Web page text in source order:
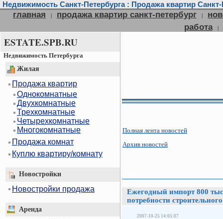
Недвижимость Санкт-Петербурга : Продажа квартир
главная | продажа квартир санкт-петербург |
работа
|
ESTATE.SPB.RU
Недвижимость Петербурга
Жилая
Продажа квартир
Однокомнатные
Двухкомнатные
Трехкомнатные
Четырехкомнатные
Многокомнатные
Продажа комнат
Куплю квартиру/комнату
Новостройки
Новостройки продажа
Аренда
Полная лента новостей
Архив новостей
Ежегодный импорт 800
потребности
2007-10-25 14:05:07